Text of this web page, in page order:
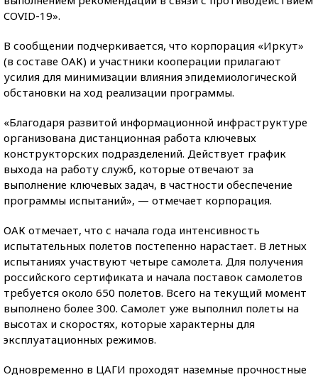
COVID-19».
В сообщении подчеркивается, что корпорация «Иркут»
(в составе ОАК) и участники кооперации прилагают
усилия для минимизации влияния эпидемиологической
обстановки на ход реализации программы.
«Благодаря развитой информационной инфраструктуре
организована дистанционная работа ключевых
конструкторских подразделений. Действует график
выхода на работу служб, которые отвечают за
выполнение ключевых задач, в частности обеспечение
программы испытаний», — отмечает корпорация.
ОАК отмечает, что с начала года интенсивность
испытательных полетов постепенно нарастает. В летных
испытаниях участвуют четыре самолета. Для получения
российского сертификата и начала поставок самолетов
требуется около 650 полетов. Всего на текущий момент
выполнено более 300. Самолет уже выполнил полеты на
высотах и скоростях, которые характерны для
эксплуатационных режимов.
Одновременно в ЦАГИ проходят наземные прочностные